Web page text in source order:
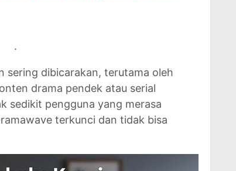
.
sering dibicarakan, terutama oleh
drama pendek atau serial
sedikit pengguna yang merasa
terkunci dan tidak bisa